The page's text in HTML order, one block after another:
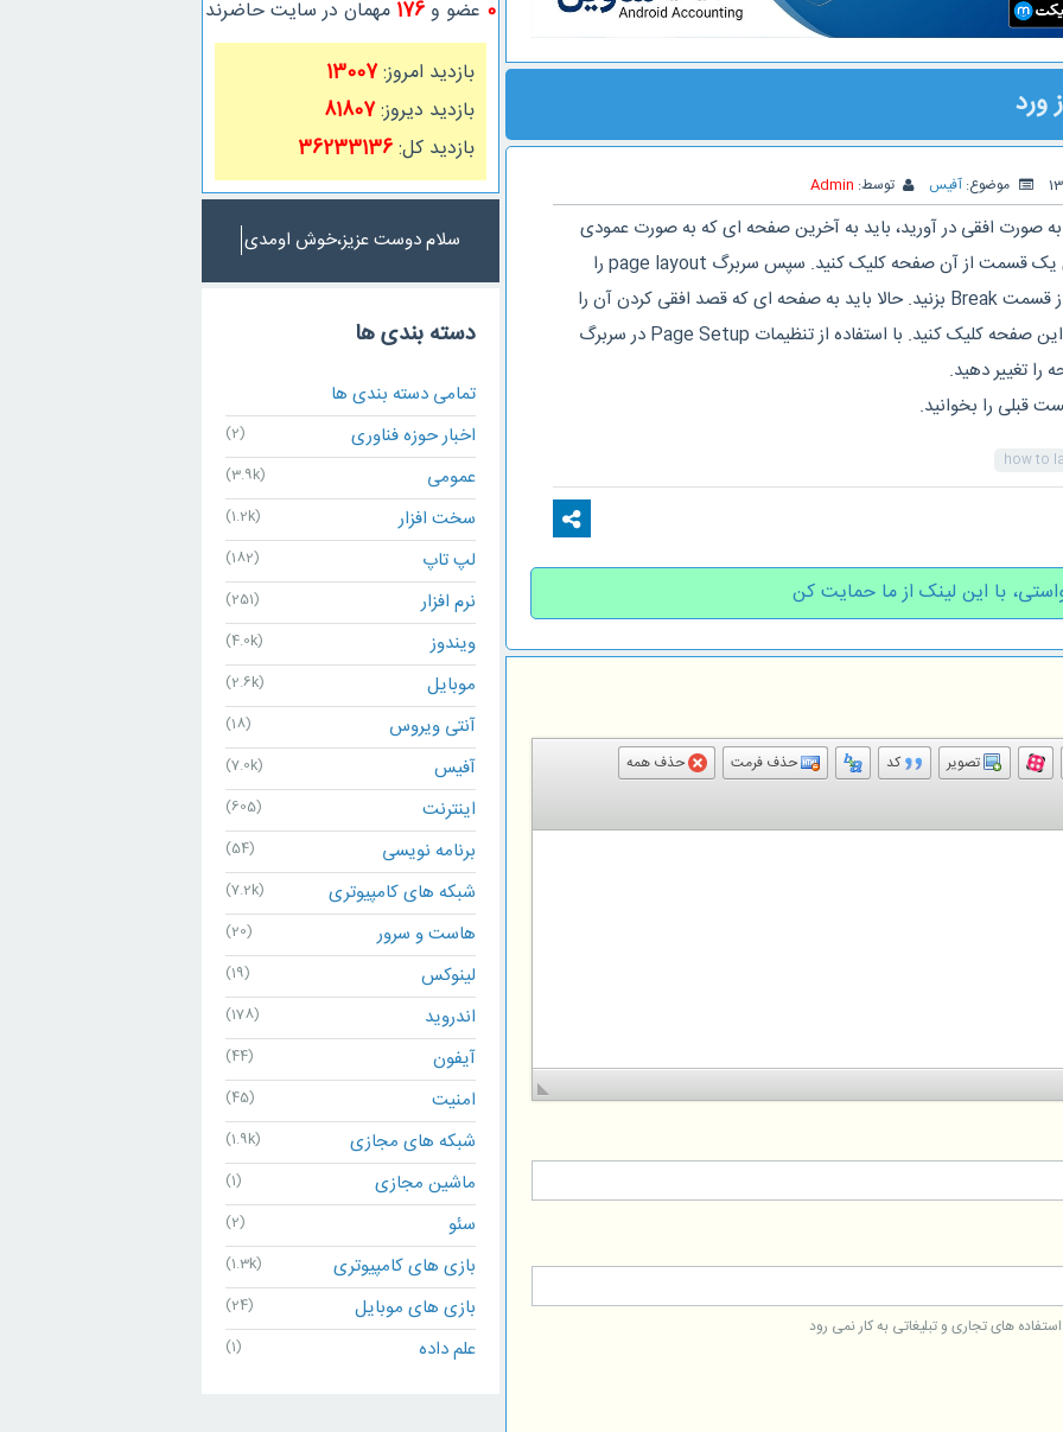
ورد
موضوع: آفیس توسط: Admin
صورت افقی در آورید، باید به آخرین صفحه ای که به صورت عمودی
نوشته شده بروید و سپس روی یک قسمت از آن صفحه کلیک کنید. سپس سربرگ page layout را
انتخاب کنید و next page را از قسمت Break بزنید. حالا باید به صفحه ای که قصد افقی کردن آن را
دارید مراجعه و روی قسمتی از این صفحه کلیک کنید. با استفاده از تنظیمات Page Setup در سربرگ
how to
با این لینک از ما حمایت کن
تصویر کد حذف فرمت
حذف همه
های تجاری و تبلیغاتی به کار نمی رود
0 عضو و176 مهمان در سایت حاضرند
بازدید امروز:13007
بازدید دیروز:81807
بازدید کل:36233136
سلام دوست عزیز،خوش اومدی
دسته بندی ها
تمامی دسته بندی ها
اخبار حوزه فناوری
(2)
عمومی (3.9k)
سخت افزار (1.2k)
لپ تاپ (182)
نرم افزار (251)
ویندوز (4.0k)
موبایل (2.6k)
آنتی ویروس (18)
آفیس (7.0k)
اینترنت (605)
برنامه نویسی (54)
شبکه های کامپیوتری (7.2k)
هاست و سرور (20)
لینوکس (19)
اندروید (178)
آیفون (44)
امنیت (45)
شبکه های مجازی (1.9k)
ماشین مجازی (1)
سئو (2)
بازی های کامپیوتری (1.3k)
بازی های موبایل (24)
علم داده (1)